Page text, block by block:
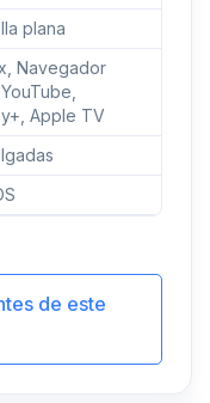
plana
Navegador
Apple TV
de este